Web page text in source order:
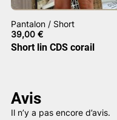
Pantalon / Short
39,00 €
Short lin CDS corail
Avis
Il n’y a pas encore d’avis.